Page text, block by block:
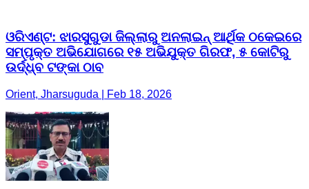
ଓରିଏଣ୍ଟ: ଝାରସୁଗୁଡା ଜିଲ୍ଲାରୁ ଅନଲାଇନ୍ ଆର୍ଥିକ ଠକେଇରେ
ସମ୍ପୃକ୍ତ ଅଭିଯୋଗରେ ୧୫ ଅଭିଯୁକ୍ତ ଗିରଫ, ୫ କୋଟିରୁ
ଉର୍ଦ୍ଧ୍ବ ଟଙ୍କା ଠାବ
Orient, Jharsuguda | Feb 18, 2026